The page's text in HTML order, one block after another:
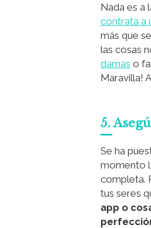
Nada es a
contrata a
más que
las cosas
damas o
Maravilla!
5.
Se ha
momento
completa.
tus seres
app o